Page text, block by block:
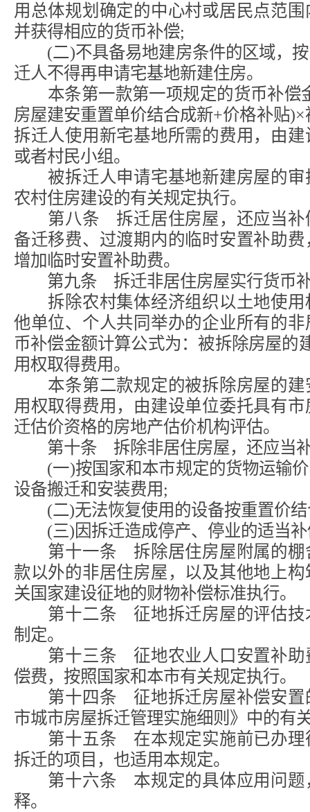
用总体规划确定的中心村或居民点范
并获得相应的货币补偿;
(二)不具备易地建房条件的区域，按
迁人不得再申请宅基地新建住房。
本条第一款第一项规定的货币补偿
房屋建安重置单价结合成新+价格补贴
拆迁人使用新宅基地所需的费用，由
或者村民小组。
被拆迁人申请宅基地新建房屋的审
农村住房建设的有关规定执行。
第八条 拆迁居住房屋，还应当补
备迁移费、过渡期内的临时安置补助
增加临时安置补助费。
第九条 拆迁非居住房屋实行货币
拆除农村集体经济组织以土地使用
他单位、个人共同举办的企业所有的
币补偿金额计算公式为：被拆除房屋的
用权取得费用。
本条第二款规定的被拆除房屋的建
用权取得费用，由建设单位委托具有
迁估价资格的房地产估价机构评估。
第十条 拆除非居住房屋，还应当补
(一)按国家和本市规定的货物运输价
设备搬迁和安装费用;
(二)无法恢复使用的设备按重置价结
(三)因拆迁造成停产、停业的适当补
第十一条 拆除居住房屋附属的棚
款以外的非居住房屋，以及其他地上
关国家建设征地的财物补偿标准执行。
第十二条 征地拆迁房屋的评估技
制定。
第十三条 征地农业人口安置补助
偿费，按照国家和本市有关规定执行。
第十四条 征地拆迁房屋补偿安置
市城市房屋拆迁管理实施细则》中的有
第十五条 在本规定实施前已办理
拆迁的项目，也适用本规定。
第十六条 本规定的具体应用问题
释。